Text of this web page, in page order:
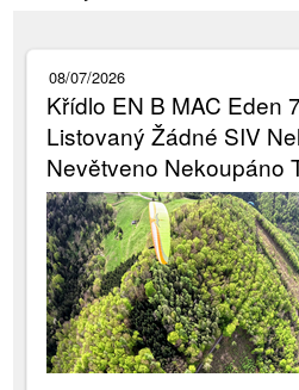
08/07/2026
Křídlo EN B MAC Eden
Listovaný Žádné SIV
Nevětveno Nekoupáno